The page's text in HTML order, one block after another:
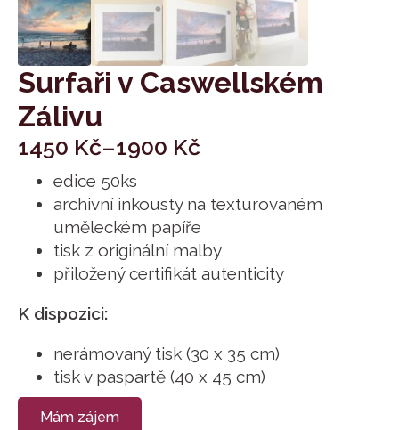
Surfaři v Caswellském
Zálivu
1450 Kč–1900 Kč
edice 50ks
archivní inkousty na texturovaném
uměleckém papíře
tisk z originální malby
přiložený certifikát autenticity
K dispozici:
nerámovaný tisk (30 x 35 cm)
tisk v paspartě (40 x 45 cm)
Mám zájem